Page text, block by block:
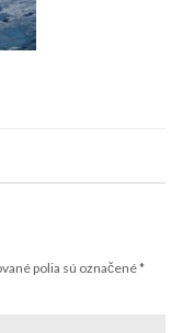
polia sú označené*